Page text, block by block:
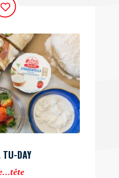
TU-DAY